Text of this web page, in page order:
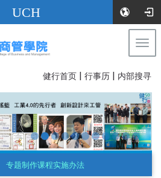
UCH
健行首页 | 行事历 | 内部搜寻
专题制作课程实施办法